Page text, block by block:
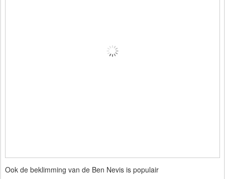
Ook de beklimming van de Ben Nevis is populair